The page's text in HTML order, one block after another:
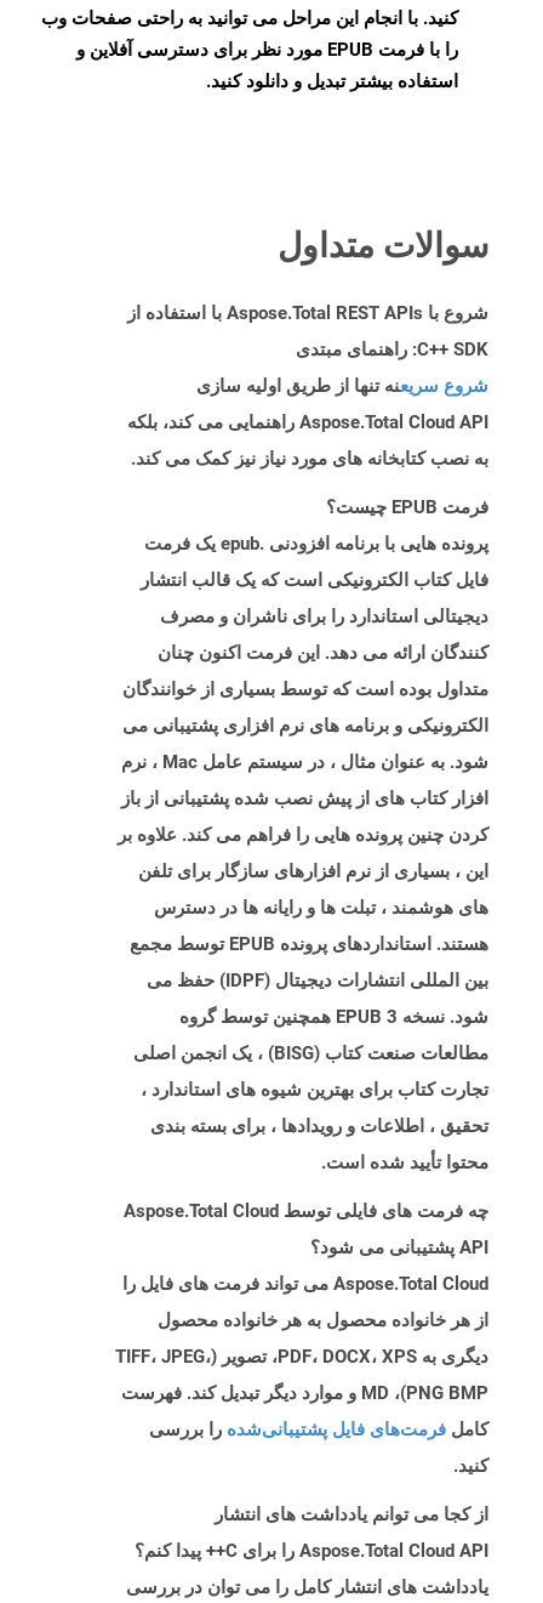
کنید. با انجام این مراحل می توانید به راحتی صفحات وب
را با فرمت EPUB مورد نظر برای دسترسی آفلاین و
استفاده بیشتر تبدیل و دانلود کنید.
سوالات متداول
شروع با Aspose.Total REST APIs با استفاده از
C++ SDK: راهنمای مبتدی
شروع سریعنه تنها از طریق اولیه سازی
Aspose.Total Cloud API راهنمایی می کند، بلکه
به نصب کتابخانه های مورد نیاز نیز کمک می کند.
فرمت EPUB چیست؟
پرونده هایی با برنامه افزودنی .epub یک فرمت
فایل کتاب الکترونیکی است که یک قالب انتشار
دیجیتالی استاندارد را برای ناشران و مصرف
کنندگان ارائه می دهد. این فرمت اکنون چنان
متداول بوده است که توسط بسیاری از خوانندگان
الکترونیکی و برنامه های نرم افزاری پشتیبانی می
شود. به عنوان مثال ، در سیستم عامل Mac ، نرم
افزار کتاب های از پیش نصب شده پشتیبانی از باز
کردن چنین پرونده هایی را فراهم می کند. علاوه بر
این ، بسیاری از نرم افزارهای سازگار برای تلفن
های هوشمند ، تبلت ها و رایانه ها در دسترس
هستند. استانداردهای پرونده EPUB توسط مجمع
بین المللی انتشارات دیجیتال (IDPF) حفظ می
شود. نسخه EPUB 3 همچنین توسط گروه
مطالعات صنعت کتاب (BISG) ، یک انجمن اصلی
تجارت کتاب برای بهترین شیوه های استاندارد ،
تحقیق ، اطلاعات و رویدادها ، برای بسته بندی
محتوا تأیید شده است.
چه فرمت های فایلی توسط Aspose.Total Cloud
API پشتیبانی می شود؟
Aspose.Total Cloud می تواند فرمت های فایل را
از هر خانواده محصول به هر خانواده محصول
دیگری به PDF، DOCX، XPS، تصویر (TIFF، JPEG،
PNG BMP)، MD و موارد دیگر تبدیل کند. فهرست
کامل فرمت‌های فایل پشتیبانی‌شده را بررسی
کنید.
از کجا می توانم یادداشت های انتشار
Aspose.Total Cloud API را برای C++ پیدا کنم؟
یادداشت های انتشار کامل را می توان در بررسی